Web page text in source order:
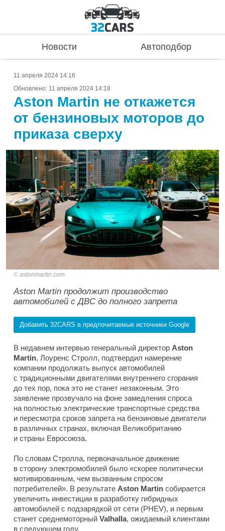
Новости Автоподбор
11 апреля 2024 14:16
Обновлено: 11 апреля 2024 14:18
Aston Martin не откажется
от бензиновых моторов до
приказа сверху
astonmartin.com
Aston Martin продолжит производство
автомобилей с ДВС до полного запрета
Добавить 32CARS в предпочитаемые источники Google
В недавнем интервью генеральный директор Aston
Martin, Лоуренс Стролл, подтвердил намерение
компании продолжать выпуск автомобилей
с традиционными двигателями внутреннего сгорания
до тех пор, пока это не станет незаконным. Это
заявление прозвучало на фоне замедления спроса
на полностью электрические транспортные средства
и пересмотра сроков запрета на бензиновые двигатели
в различных странах, включая Великобританию
и страны Евросоюза.
По словам Стролла, первоначальное движение
в сторону электромобилей было «скорее политически
мотивированным, чем вызванным спросом
потребителей». В результате Aston Martin собирается
увеличить инвестиции в разработку гибридных
автомобилей с подзарядкой от сети (PHEV), и первым
станет среднемоторный Valhalla, ожидаемый клиентами
в следующем году.